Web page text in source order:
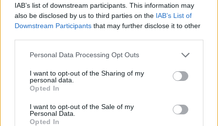
IAB’s list of downstream participants. This information may
also be disclosed by us to third parties on the IAB’s List of
Downstream Participants that may further disclose it to other
Please note that this website/app uses one or more Google
not limited to your visit or usage behaviour. You may click to
grant or deny consent to Google and its third-party tags to
use your data for below specified purposes in below Google
consent section.
Personal Data Processing Opt Outs
I want to opt-out of the Sharing of my
personal data.
Opted In
I want to opt-out of the Sale of my
Personal Data.
Opted In
supportata da un’economia in ripresa e da un
aumento della popolazione residente. Si prevede
di alta qualità e ben posizionati. Inoltre, le politiche
governative che favoriscono gli investimenti
stranieri potrebbero ulteriormente stimolare il
settore, rendendo Milano un player chiave nel
panorama immobiliare europeo.